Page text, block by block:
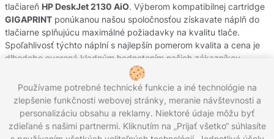
tlačiareň HP DeskJet 2130 AiO. Výberom kompatibilnej cartridge
GIGAPRINT ponúkanou našou spoločnosťou získavate náplň do
tlačiarne splňujúcu maximálné požiadavky na kvalitu tlače.
Spoľahlivosť týchto náplní s najlepšín pomerom kvalita a cena je
dlhodobo overená kladným hodnotením našich zákazníkov.
Originálne atramentové cartridge od výrobcov
oficiálnej slovenskej distribúcie s garanciou pôvodu. Potrebujete
poradiť s výberom náplní do Vašej tlačiarne, kontaktujte náš
zákaznícky servis, kde Vám radi pomôžeme.
Používame potrebné technické funkcie a iné technológie na
zlepšenie funkčnosti webovej stránky, meranie návštevnosti a
personalizáciu obsahu a reklamy. Niektoré údaje môžu byť
zdieľané s našimi partnermi. Kliknutím na „Prijať všetko“ súhlasíte